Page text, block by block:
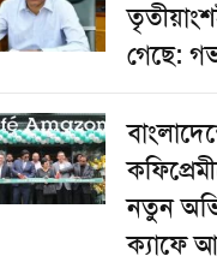
গেছে:
নতুন
ক্যাফে